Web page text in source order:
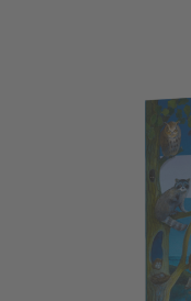
erstes